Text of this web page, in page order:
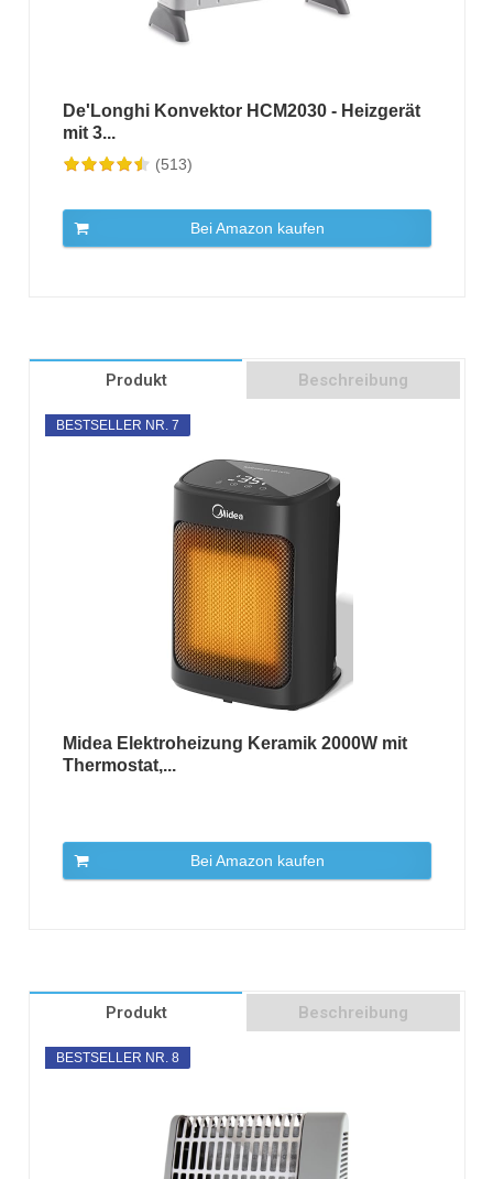
De'Longhi Konvektor HCM2030 - Heizgerät
mit 3...
(513)
Bei Amazon kaufen
Produkt Beschreibung
BESTSELLER NR. 7
Midea Elektroheizung Keramik 2000W mit
Thermostat,...
Bei Amazon kaufen
Produkt Beschreibung
BESTSELLER NR. 8